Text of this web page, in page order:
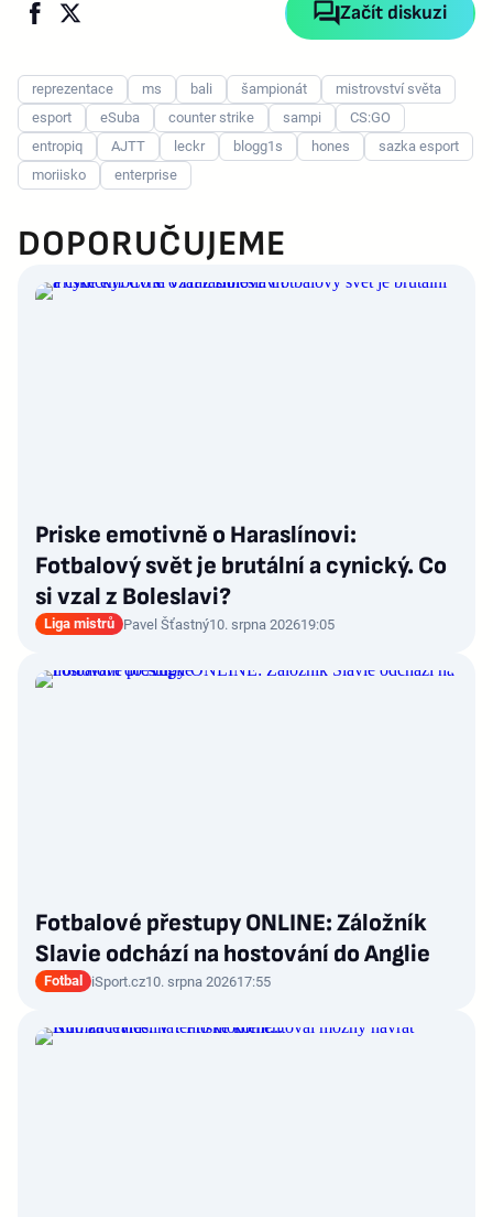
Začít diskuzi
reprezentace ms bali šampionát
mistrovství světa
esport
eSuba counter strike sampi
CS:GO
entropiq
AJTT leckr blogg1s hones
sazka esport
moriisko
enterprise
DOPORUČUJEME
Priske emotivně o Haraslínovi:
Fotbalový svět je brutální a cynický. Co
si vzal z Boleslavi?
Liga mistrů Pavel Šťastný10. srpna 202619:05
Fotbalové přestupy ONLINE: Záložník
Slavie odchází na hostování do Anglie
Fotbal iSport.cz10. srpna 202617:55